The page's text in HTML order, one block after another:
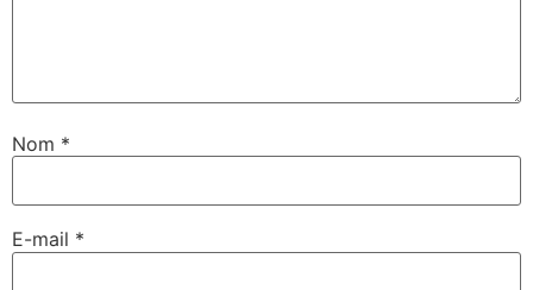
Nom *
E-mail *